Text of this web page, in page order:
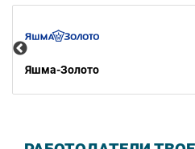
Яшма-Золото